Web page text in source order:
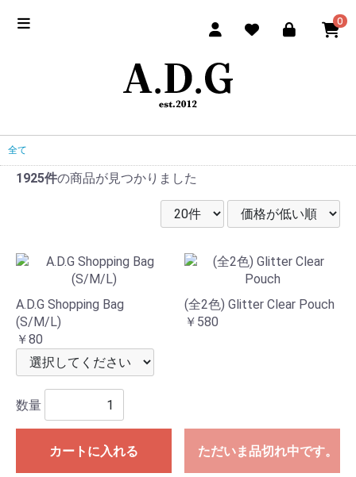
0
全て
1925件の商品が見つかりました
A.D.G Shopping Bag
(S/M/L)
￥80
数量
カートに入れる
(全2色) Glitter Clear Pouch
￥580
ただいま品切れ中です。